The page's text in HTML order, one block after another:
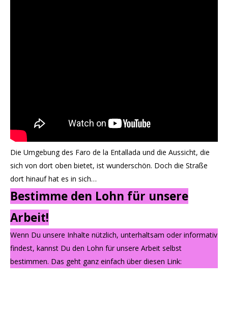
Die Umgebung des Faro de la Entallada und die Aussicht, die
sich von dort oben bietet, ist wunderschön. Doch die Straße
dort hinauf hat es in sich…
Bestimme den Lohn für unsere
Arbeit!
Wenn Du unsere Inhalte nützlich, unterhaltsam oder informativ
findest, kannst Du den Lohn für unsere Arbeit selbst
bestimmen. Das geht ganz einfach über diesen Link: